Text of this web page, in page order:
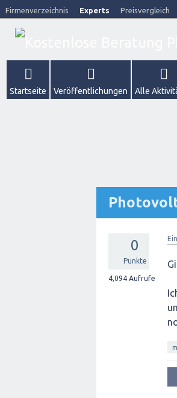
Firmenverzeichnis Experts Preisvergleich
Startseite Veröffentlichungen Alle
0
Punkte
4,094 Aufrufe